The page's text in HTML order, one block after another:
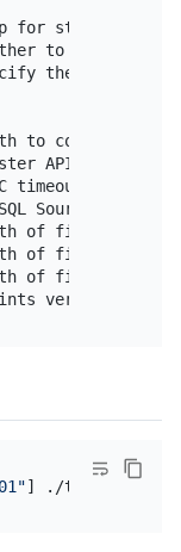
for start-task
to remove
the start
to config file.
API server
timeout, default
Source ID.
of file that
of file that
of file that